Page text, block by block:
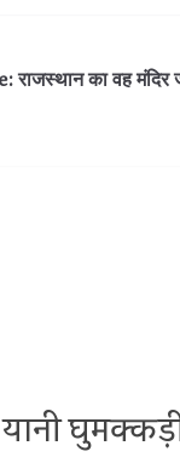
का वह मंदिर